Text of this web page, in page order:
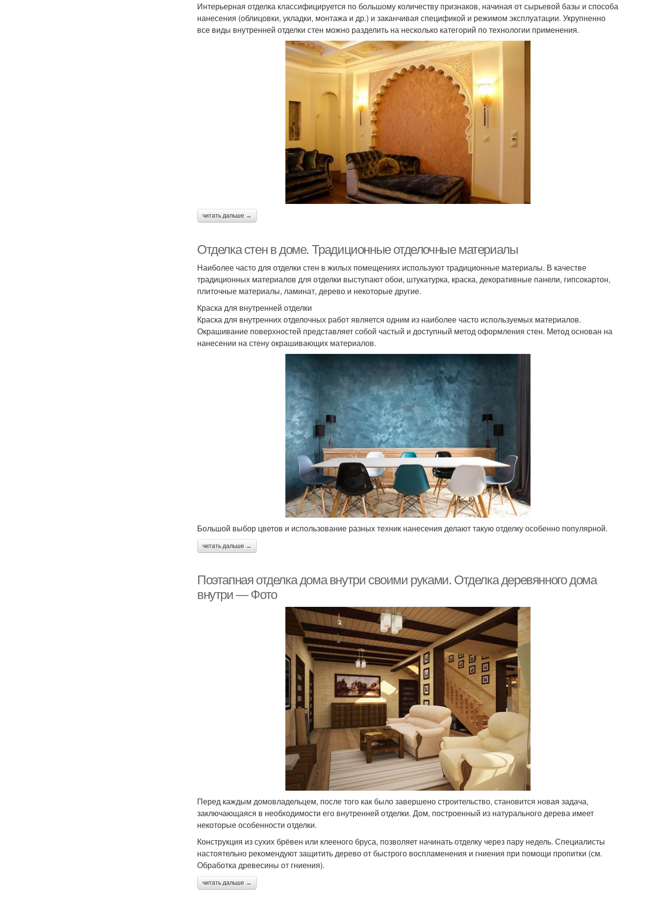
Интерьерная отделка классифицируется по большому количеству признаков, начиная от сырьевой базы и способа
нанесения (облицовки, укладки, монтажа и др.) и заканчивая спецификой и режимом эксплуатации. Укрупненно
все виды внутренней отделки стен можно разделить на несколько категорий по технологии применения.
читать дальше →
Отделка стен в доме. Традиционные отделочные материалы
Наиболее часто для отделки стен в жилых помещениях используют традиционные материалы. В качестве
традиционных материалов для отделки выступают обои, штукатурка, краска, декоративные панели, гипсокартон,
плиточные материалы, ламинат, дерево и некоторые другие.
Краска для внутренней отделки
Краска для внутренних отделочных работ является одним из наиболее часто используемых материалов.
Окрашивание поверхностей представляет собой частый и доступный метод оформления стен. Метод основан на
нанесении на стену окрашивающих материалов.
Большой выбор цветов и использование разных техник нанесения делают такую отделку особенно популярной.
читать дальше →
Поэтапная отделка дома внутри своими руками. Отделка деревянного дома
внутри — Фото
Перед каждым домовладельцем, после того как было завершено строительство, становится новая задача,
заключающаяся в необходимости его внутренней отделки. Дом, построенный из натурального дерева имеет
некоторые особенности отделки.
Конструкция из сухих брёвен или клееного бруса, позволяет начинать отделку через пару недель. Специалисты
настоятельно рекомендуют защитить дерево от быстрого воспламенения и гниения при помощи пропитки (см.
Обработка древесины от гниения).
читать дальше →